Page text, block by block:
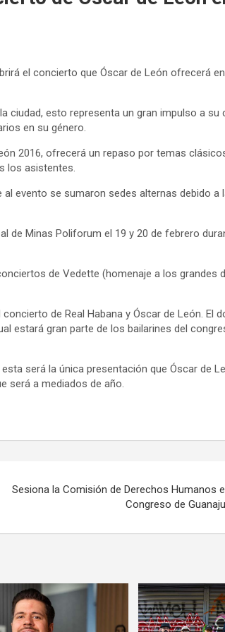
el concierto que Óscar de León ofrecerá en
ciudad, esto representa un gran impulso a su
en su género.
2016, ofrecerá un repaso por temas
los asistentes.
evento se sumaron sedes alternas debido a
de Minas Poliforum el 19 y 20 de febrero
de Vedette (homenaje a los grandes
de Real Habana y Óscar de León. El
estará gran parte de los bailarines del
será la única presentación que Óscar de
será a mediados de año.
Sesiona la Comisión de Derechos Humanos
Congreso de